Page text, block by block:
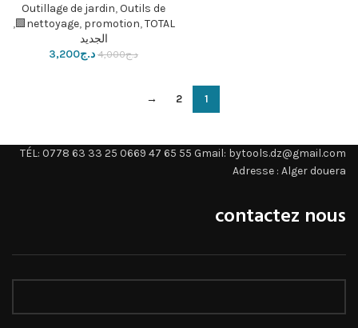
Outillage de jardin,Outils de
nettoyage, promotion,TOTAL🟩
,
الجديد
د.ج4,000 د.ج3,200
1
2
→
TÉL: 0778 63 33 25 0669 47 65 55 Gmail: bytools.dz@gmail.com
Adresse : Alger douera
contactez nous